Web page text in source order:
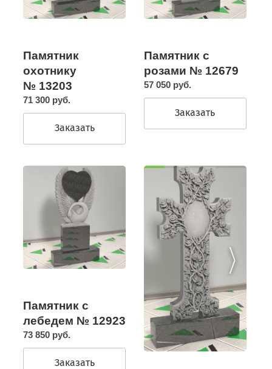
Памятник
охотнику
№ 13203
71 300 руб.
Заказать
Памятник с
розами № 12679
57 050 руб.
Заказать
Памятник с
лебедем № 12923
73 850 руб.
Заказать